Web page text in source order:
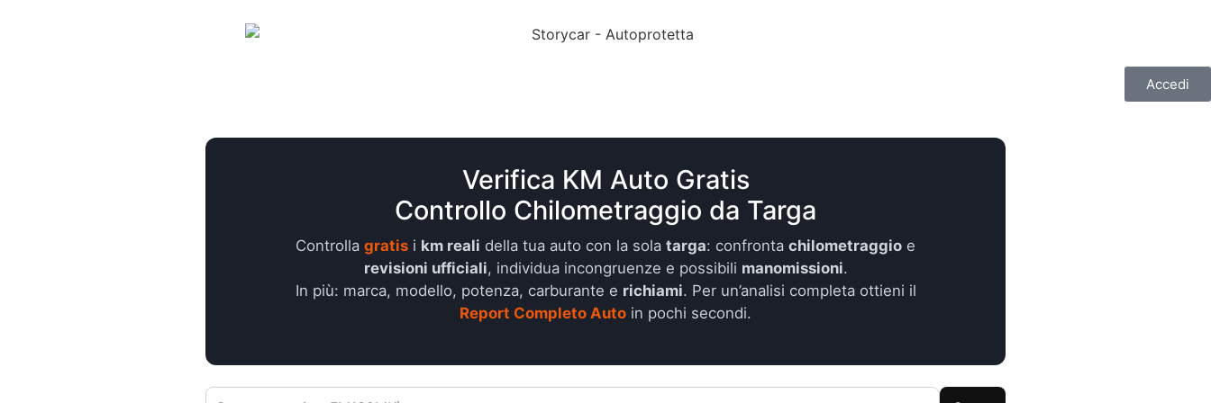
Accedi
Verifica KM Auto Gratis
Controllo Chilometraggio da Targa
Controlla gratis i km reali della tua auto con la sola targa: confronta chilometraggio e
revisioni ufficiali, individua incongruenze e possibili manomissioni.
In più: marca, modello, potenza, carburante e richiami. Per un’analisi completa ottieni il
Report Completo Auto in pochi secondi.